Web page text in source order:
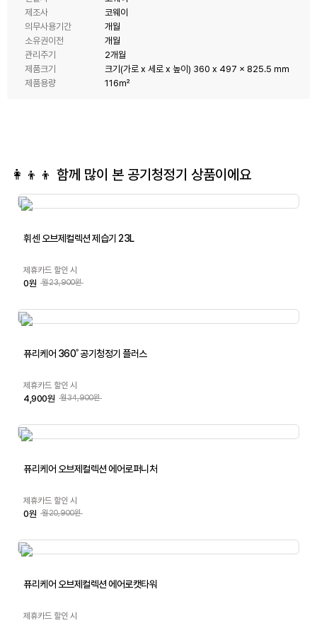
제조사
코웨이
의무사용기간
개월
소유권이전
개월
관리주기
2개월
제품크기
크기(가로 x 세로 x 높이) 360 x 497 x 825.5 ㎜
제품용량
116㎡
👩‍👦‍👦 함께 많이 본 공기청정기 상품이에요
휘센 오브제컬렉션 제습기 23L
제휴카드 할인 시
0원 월23,900원
퓨리케어 360˚ 공기청정기 플러스
제휴카드 할인 시
4,900원 월34,900원
퓨리케어 오브제컬렉션 에어로퍼니처
제휴카드 할인 시
0원 월20,900원
퓨리케어 오브제컬렉션 에어로캣타워
제휴카드 할인 시